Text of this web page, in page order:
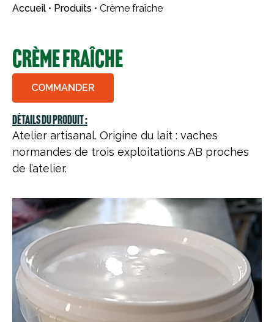
Accueil • Produits • Crème fraîche
Crème fraîche
COMMANDER
Détails du produit :
Atelier artisanal. Origine du lait : vaches
normandes de trois exploitations AB proches
de l’atelier.